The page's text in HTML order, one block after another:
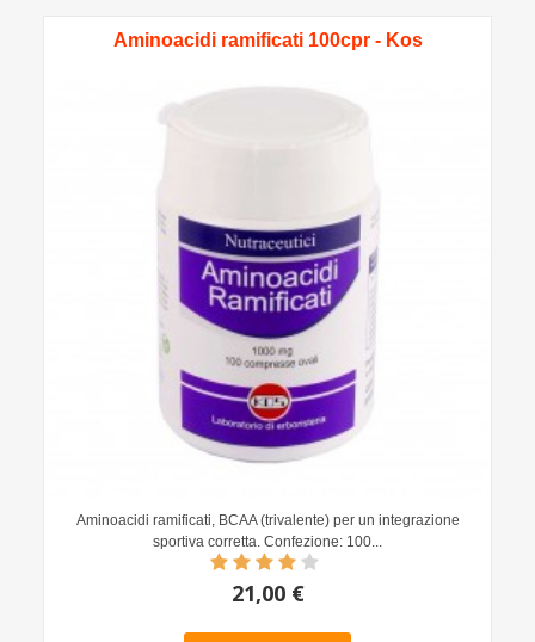
Aminoacidi ramificati 100cpr - Kos
Aminoacidi ramificati, BCAA (trivalente) per un integrazione
sportiva corretta. Confezione: 100...
21,00 €